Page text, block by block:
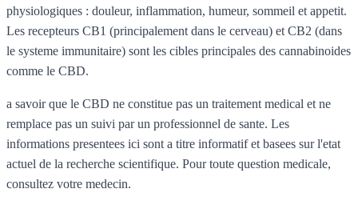
physiologiques : douleur, inflammation, humeur, sommeil et appetit.
Les recepteurs CB1 (principalement dans le cerveau) et CB2 (dans
le systeme immunitaire) sont les cibles principales des cannabinoides
comme le CBD.
a savoir que le CBD ne constitue pas un traitement medical et ne
remplace pas un suivi par un professionnel de sante. Les
informations presentees ici sont a titre informatif et basees sur l'etat
actuel de la recherche scientifique. Pour toute question medicale,
consultez votre medecin.